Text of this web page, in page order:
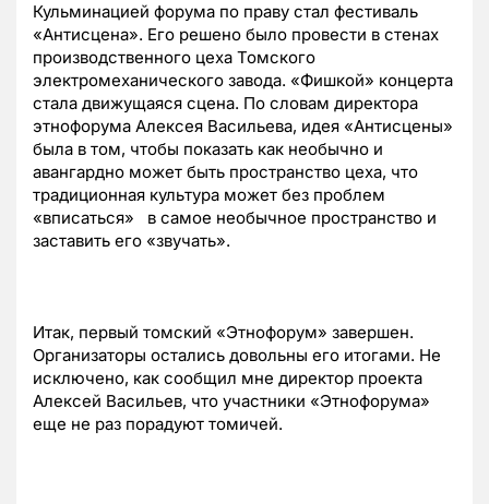
Кульминацией форума по праву стал фестиваль
«Антисцена». Его решено было провести в стенах
производственного цеха Томского
электромеханического завода. «Фишкой» концерта
стала движущаяся сцена. По словам директора
этнофорума Алексея Васильева, идея «Антисцены»
была в том, чтобы показать как необычно и
авангардно может быть пространство цеха, что
традиционная культура может без проблем
«вписаться» в самое необычное пространство и
заставить его «звучать».
Итак, первый томский «Этнофорум» завершен.
Организаторы остались довольны его итогами. Не
исключено, как сообщил мне директор проекта
Алексей Васильев, что участники «Этнофорума»
еще не раз порадуют томичей.